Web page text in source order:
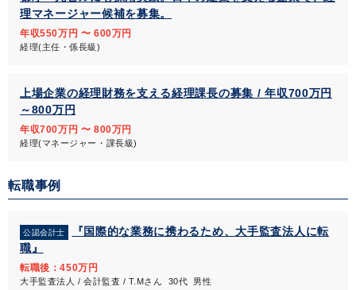
理マネージャー候補を募集。
年収550万円 〜 600万円
経理(主任・係長級)
上場企業の経理財務を支える経理課長の募集 / 年収700万円
～800万円
年収700万円 〜 800万円
経理(マネージャー・課長級)
転職事例
公認会計士
『国際的な業務に携わるため、大手監査法人に転
職』
転職後：450万円
大手監査法人 / 会計監査 / T.Mさん 30代 男性